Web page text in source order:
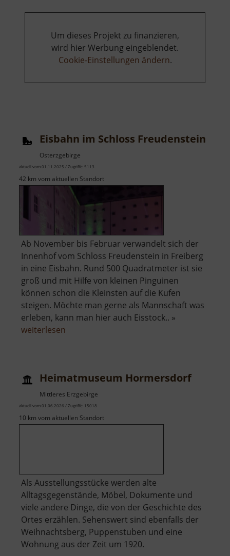
Um dieses Projekt zu finanzieren,
wird hier Werbung eingeblendet.
Cookie-Einstellungen ändern.
Eisbahn im Schloss Freudenstein
Osterzgebirge
aktuell vom 01.11.2025 / Zugriffe: 5113
42 km vom aktuellen Standort
Ab November bis Februar verwandelt sich der
Innenhof vom Schloss Freudenstein in Freiberg
in eine Eisbahn. Rund 500 Quadratmeter ist sie
groß und mit Hilfe von kleinen Pinguinen
können schon die Kleinsten auf die Kufen
steigen. Möchte man gerne als Mannschaft was
erleben, kann man hier auch Eisstock.. »
weiterlesen
Freudenstein
Heimatmuseum Hormersdorf
Mittleres Erzgebirge
aktuell vom 01.06.2026 / Zugriffe: 15018
10 km vom aktuellen Standort
Als Ausstellungsstücke werden alte
Alltagsgegenstände, Möbel, Dokumente und
viele andere Dinge, die von der Geschichte des
Ortes erzählen. Sehenswert sind ebenfalls der
Weihnachtsberg, Puppenstuben und eine
Wohnung aus der Zeit um 1920.